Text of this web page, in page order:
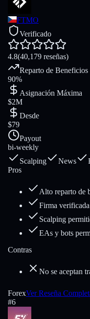
FTMO
Verificado
4.8(40,179 reseñas)
Reparto de Beneficios
90%
Asignación Máxima
$2M
Desde
$79
Payout
bi-weekly
Scalping
News
Pros
Alto reparto de
Firma
Scalping
EAs y bots
Contras
No se aceptan
ForexVer Reseña
#6